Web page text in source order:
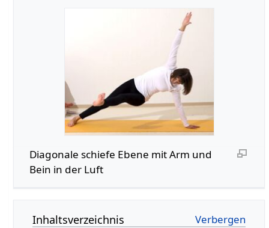
Diagonale schiefe Ebene mit Arm und
Bein in der Luft
Inhaltsverzeichnis